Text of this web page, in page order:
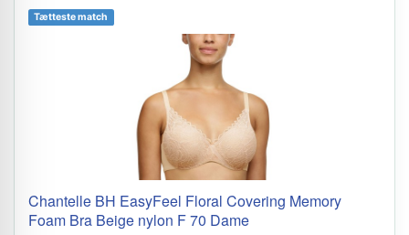
Tætteste match
Chantelle BH EasyFeel Floral Covering Memory
Foam Bra Beige nylon F 70 Dame